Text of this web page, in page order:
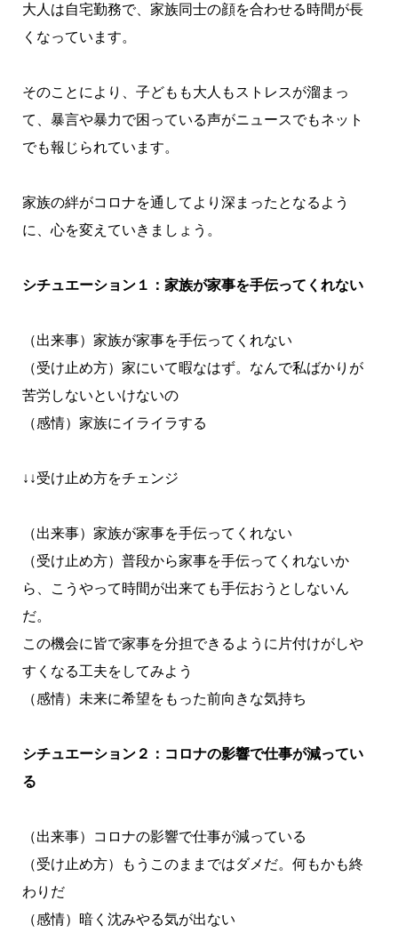
大人は自宅勤務で、家族同士の顔を合わせる時間が長
くなっています。
そのことにより、子どもも大人もストレスが溜まっ
て、暴言や暴力で困っている声がニュースでもネット
でも報じられています。
家族の絆がコロナを通してより深まったとなるよう
に、心を変えていきましょう。
シチュエーション１：家族が家事を手伝ってくれない
（出来事）家族が家事を手伝ってくれない
（受け止め方）家にいて暇なはず。なんで私ばかりが
苦労しないといけないの
（感情）家族にイライラする
↓↓受け止め方をチェンジ
（出来事）家族が家事を手伝ってくれない
（受け止め方）普段から家事を手伝ってくれないか
ら、こうやって時間が出来ても手伝おうとしないん
だ。
この機会に皆で家事を分担できるように片付けがしや
すくなる工夫をしてみよう
（感情）未来に希望をもった前向きな気持ち
シチュエーション２：コロナの影響で仕事が減ってい
る
（出来事）コロナの影響で仕事が減っている
（受け止め方）もうこのままではダメだ。何もかも終
わりだ
（感情）暗く沈みやる気が出ない